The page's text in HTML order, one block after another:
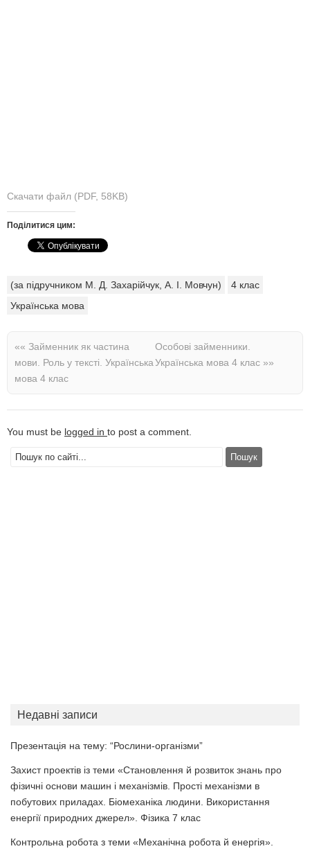
Скачати файл (PDF, 58KB)
Поділитися цим:
(за підручником М. Д. Захарійчук, А. І. Мовчун)
4 клас
Українська мова
«« Займенник як частина
мови. Роль у тексті. Українська
мова 4 клас
Особові займенники.
Українська мова 4 клас »»
You must be logged in to post a comment.
Недавні записи
Презентація на тему: “Рослини-організми”
Захист проектів із теми «Становлення й розвиток знань про
фізичні основи машин і механізмів. Прості механізми в
побутових приладах. Біомеханіка людини. Використання
енергії природних джерел». Фізика 7 клас
Контрольна робота з теми «Механічна робота й енергія».